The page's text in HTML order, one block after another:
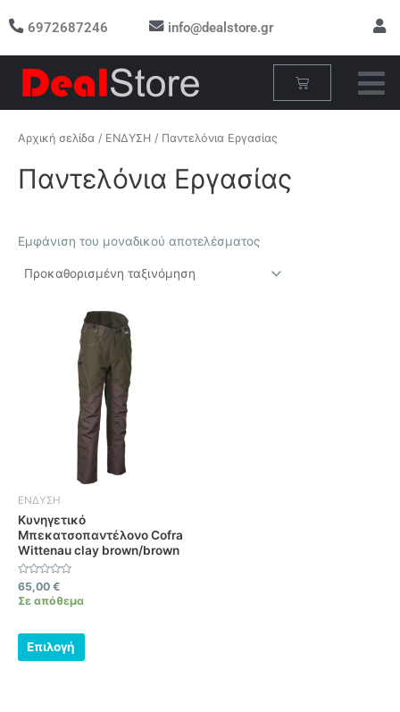
στο 6972687246 info@dealstore.gr
Cart
Αρχική σελίδα / ΕΝΔΥΣΗ / Παντελόνια Εργασίας
Παντελόνια Εργασίας
Εμφάνιση του μοναδικού αποτελέσματος
ΕΝΔΥΣΗ
Κυνηγετικό
Μπεκατσοπαντέλονο Cofra
Wittenau clay brown/brown
Βαθμολογήθηκε
με
0
65,00 €
Σε απόθεμα
Επιλογή
Αυτό
πολλαπλές
παραλλαγές.
Οι
επιλογές
μπορούν
επιλεγούν
στη
σελίδα